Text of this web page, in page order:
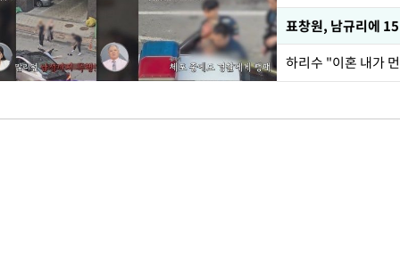
하리수 "이혼 내가